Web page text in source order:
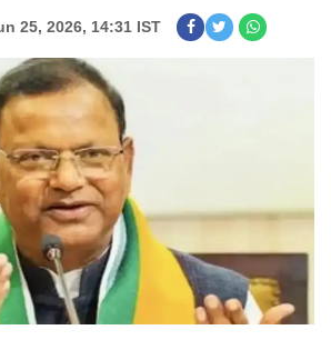
25, 2026, 14:31 IST